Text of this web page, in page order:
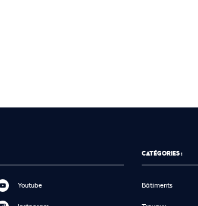
Youtube
CATÉGORIES :
Bâtiments